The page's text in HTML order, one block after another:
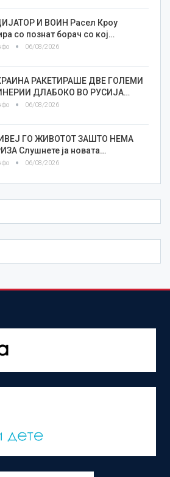
И ВОИН Расел Кроу
со познат борач со кој…
06/08/2026
РАКЕТИРАШЕ ДВЕ ГОЛЕМИ
ДЛАБОКО ВО РУСИЈА…
06/08/2026
ГО ЖИВОТОТ ЗАШТО НЕМА
Слушнете ја новата…
06/08/2026